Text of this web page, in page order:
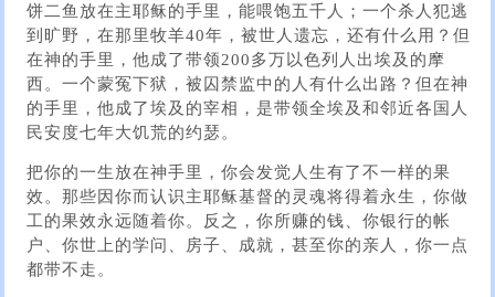
饼二鱼放在主耶稣的手里，能喂饱五千人；一个杀人犯逃
到旷野，在那里牧羊40年，被世人遗忘，还有什么用？但
在神的手里，他成了带领200多万以色列人出埃及的摩
西。一个蒙冤下狱，被囚禁监中的人有什么出路？但在神
的手里，他成了埃及的宰相，是带领全埃及和邻近各国人
民安度七年大饥荒的约瑟。
把你的一生放在神手里，你会发觉人生有了不一样的果
效。那些因你而认识主耶稣基督的灵魂将得着永生，你做
工的果效永远随着你。反之，你所赚的钱、你银行的帐
户、你世上的学问、房子、成就，甚至你的亲人，你一点
都带不走。